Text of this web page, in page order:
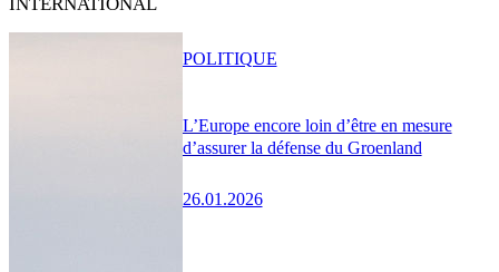
INTERNATIONAL
L’Europe encore loin d’être en mesure
d’assurer la défense du Groenland
26.01.2026
POLITIQUE